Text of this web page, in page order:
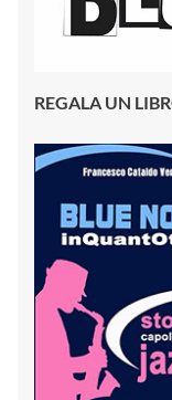
REGALA UN